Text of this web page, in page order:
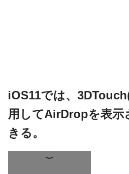
iOS11では、
用してAirDropを表示
きる。